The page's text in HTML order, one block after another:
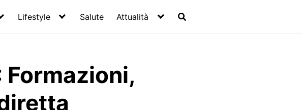
Lifestyle Salute Attualità
Formazioni,